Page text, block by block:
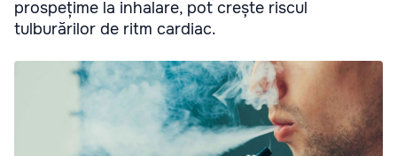
prospețime la inhalare, pot crește riscul
tulburărilor de ritm cardiac.